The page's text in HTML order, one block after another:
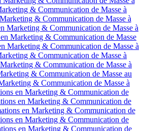
& Communication de Masse à
& Communication de Masse à
Marketing & Communication de Masse à
Marketing & Communication de Masse
Marketing & Communication de Masse à
& Communication de Masse à
& Communication de Masse à
& Communication de Masse au
& Communication de Masse à
en Marketing & Communication de
en Marketing & Communication de
en Marketing & Communication de
en Marketing & Communication de
en Marketing & Communication de